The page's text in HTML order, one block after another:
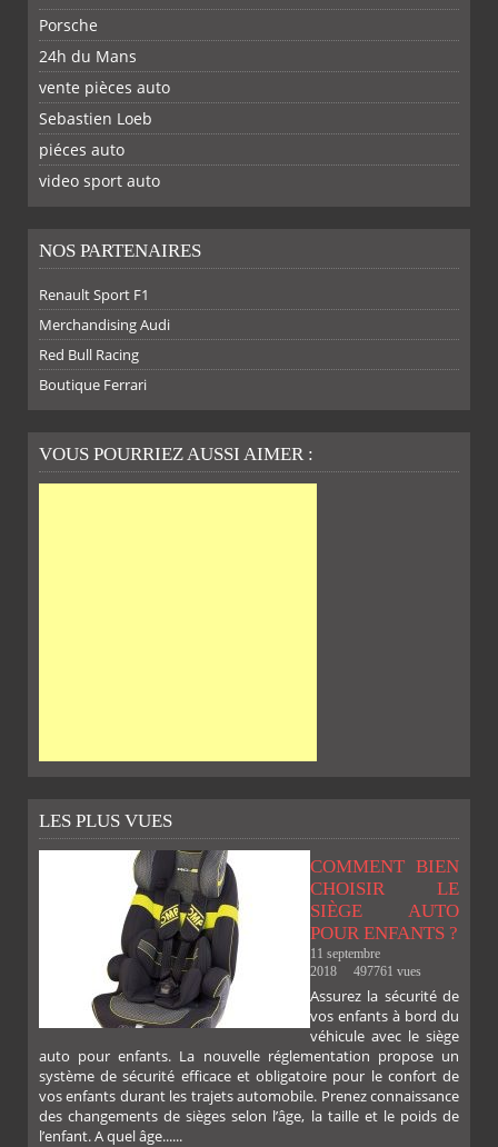
SUR SUR SUR SUR
FACEBOOKTWITTER
Porsche
24h du Mans
vente pièces auto
Sebastien Loeb
piéces auto
video sport auto
NOS PARTENAIRES
Renault Sport F1
Merchandising Audi
Red Bull Racing
Boutique Ferrari
VOUS POURRIEZ AUSSI AIMER :
LES PLUS VUES
COMMENT BIEN
CHOISIR LE
SIÈGE AUTO
POUR ENFANTS ?
11 septembre
2018
497761 vues
Assurez la sécurité de
vos enfants à bord du
véhicule avec le siège
auto pour enfants. La nouvelle réglementation propose un
système de sécurité efficace et obligatoire pour le confort de
vos enfants durant les trajets automobile. Prenez connaissance
des changements de sièges selon l’âge, la taille et le poids de
l’enfant. A quel âge......